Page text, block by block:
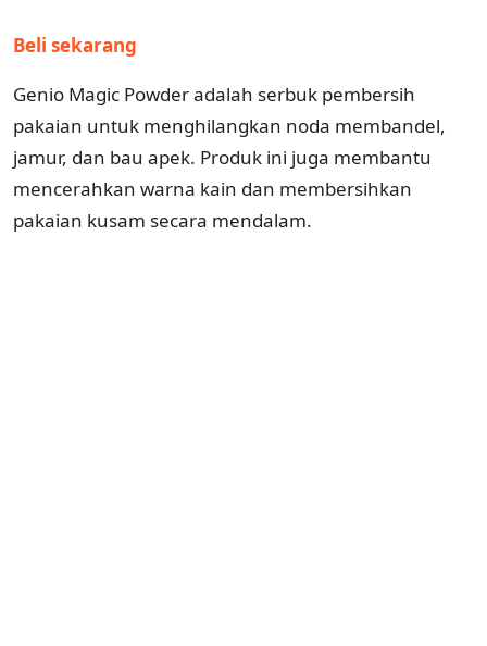
Beli sekarang
Genio Magic Powder adalah serbuk pembersih
pakaian untuk menghilangkan noda membandel,
jamur, dan bau apek. Produk ini juga membantu
mencerahkan warna kain dan membersihkan
pakaian kusam secara mendalam.